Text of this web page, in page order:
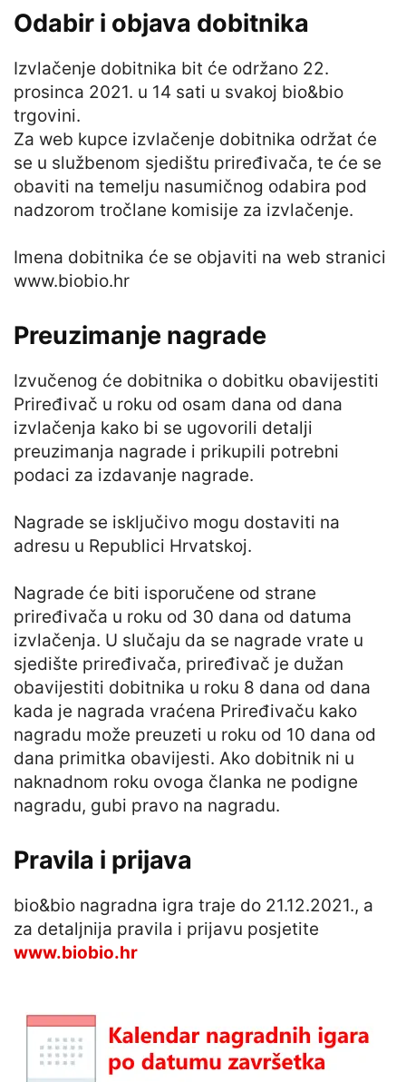
Odabir i objava dobitnika
Izvlačenje dobitnika bit će održano 22.
prosinca 2021. u 14 sati u svakoj bio&bio
trgovini.
Za web kupce izvlačenje dobitnika održat će
se u službenom sjedištu priređivača, te će se
obaviti na temelju nasumičnog odabira pod
nadzorom tročlane komisije za izvlačenje.
Imena dobitnika će se objaviti na web stranici
www.biobio.hr
Preuzimanje nagrade
Izvučenog će dobitnika o dobitku obavijestiti
Priređivač u roku od osam dana od dana
izvlačenja kako bi se ugovorili detalji
preuzimanja nagrade i prikupili potrebni
podaci za izdavanje nagrade.
Nagrade se isključivo mogu dostaviti na
adresu u Republici Hrvatskoj.
Nagrade će biti isporučene od strane
priređivača u roku od 30 dana od datuma
izvlačenja. U slučaju da se nagrade vrate u
sjedište priređivača, priređivač je dužan
obavijestiti dobitnika u roku 8 dana od dana
kada je nagrada vraćena Priređivaču kako
nagradu može preuzeti u roku od 10 dana od
dana primitka obavijesti. Ako dobitnik ni u
naknadnom roku ovoga članka ne podigne
nagradu, gubi pravo na nagradu.
Pravila i prijava
bio&bio nagradna igra traje do 21.12.2021., a
za detaljnija pravila i prijavu posjetite
www.biobio.hr